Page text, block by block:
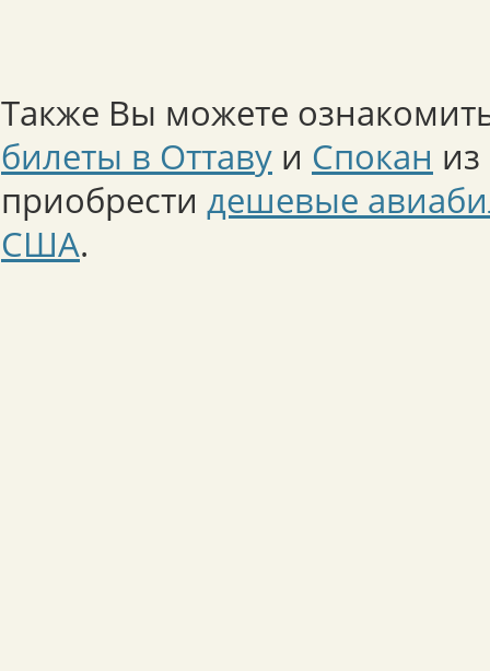
Также Вы можете
билеты в Оттаву и Спокан
приобрести дешевые
США.